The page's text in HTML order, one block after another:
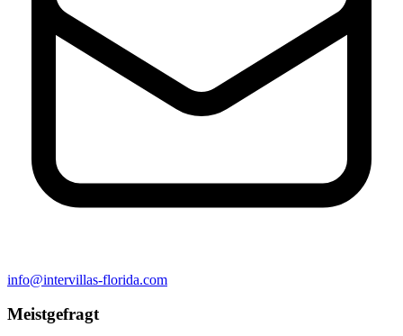
info@intervillas-florida.com
Meistgefragt